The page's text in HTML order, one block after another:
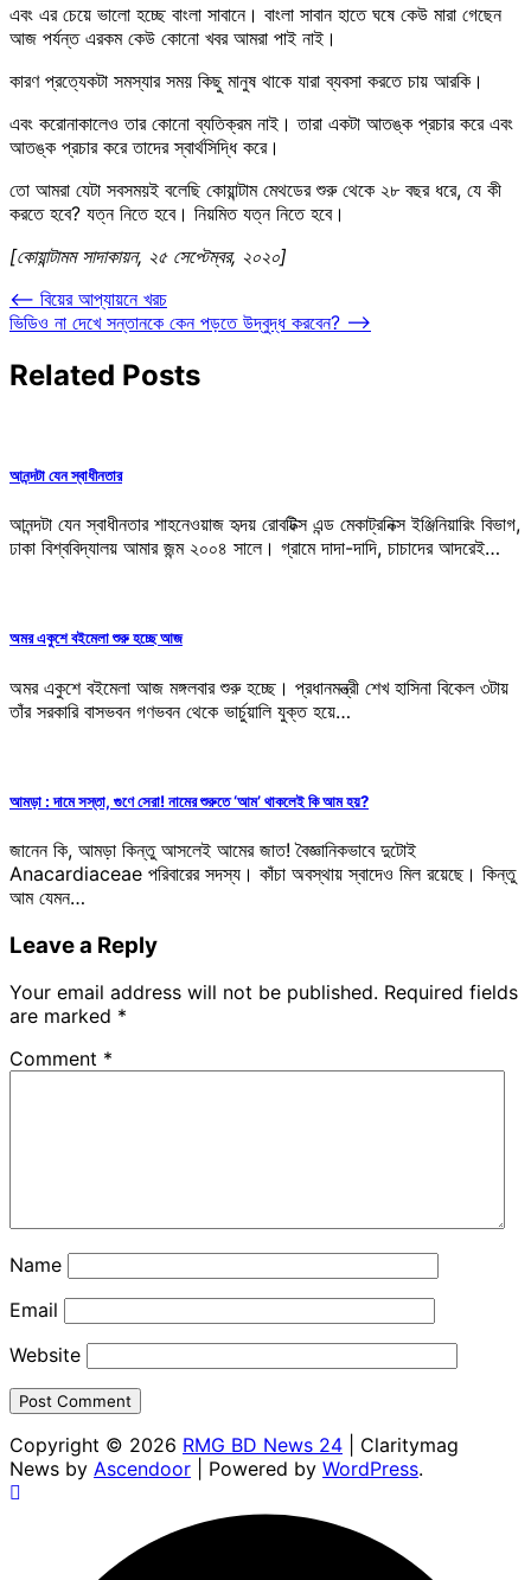
এবং এর চেয়ে ভালো হচ্ছে বাংলা সাবানে। বাংলা সাবান হাতে ঘষে কেউ মারা গেছেন
আজ পর্যন্ত এরকম কেউ কোনো খবর আমরা পাই নাই।
কারণ প্রত্যেকটা সমস্যার সময় কিছু মানুষ থাকে যারা ব্যবসা করতে চায় আরকি।
এবং করোনাকালেও তার কোনো ব্যতিক্রম নাই। তারা একটা আতঙ্ক প্রচার করে এবং
আতঙ্ক প্রচার করে তাদের স্বার্থসিদ্ধি করে।
তো আমরা যেটা সবসময়ই বলেছি কোয়ান্টাম মেথডের শুরু থেকে ২৮ বছর ধরে, যে কী
করতে হবে? যত্ন নিতে হবে। নিয়মিত যত্ন নিতে হবে।
[কোয়ান্টামম সাদাকায়ন, ২৫ সেপ্টেম্বর, ২০২০]
Post
navigation
⟵ বিয়ের আপ্যায়নে খরচ
ভিডিও না দেখে সন্তানকে কেন পড়তে উদ্বুদ্ধ করবেন? ⟶
Related Posts
আনন্দটা যেন স্বাধীনতার
আনন্দটা যেন স্বাধীনতার শাহনেওয়াজ হৃদয় রোবটিক্স এন্ড মেকাট্রনিক্স ইঞ্জিনিয়ারিং বিভাগ,
ঢাকা বিশ্ববিদ্যালয় আমার জন্ম ২০০৪ সালে। গ্রামে দাদা-দাদি, চাচাদের আদরেই…
অমর একুশে বইমেলা শুরু হচ্ছে আজ
অমর একুশে বইমেলা আজ মঙ্গলবার শুরু হচ্ছে। প্রধানমন্ত্রী শেখ হাসিনা বিকেল ৩টায়
তাঁর সরকারি বাসভবন গণভবন থেকে ভার্চুয়ালি যুক্ত হয়ে…
আমড়া : দামে সস্তা, গুণে সেরা! নামের শুরুতে ‘আম’ থাকলেই কি আম হয়?
জানেন কি, আমড়া কিন্তু আসলেই আমের জাত! বৈজ্ঞানিকভাবে দুটোই
Anacardiaceae পরিবারের সদস্য। কাঁচা অবস্থায় স্বাদেও মিল রয়েছে। কিন্তু
আম যেমন…
Leave a Reply
Your email address will not be published. Required fields
are marked *
Comment *
Name
Email
Website
Copyright © 2026 RMG BD News 24 | Claritymag
News by Ascendoor | Powered by WordPress.